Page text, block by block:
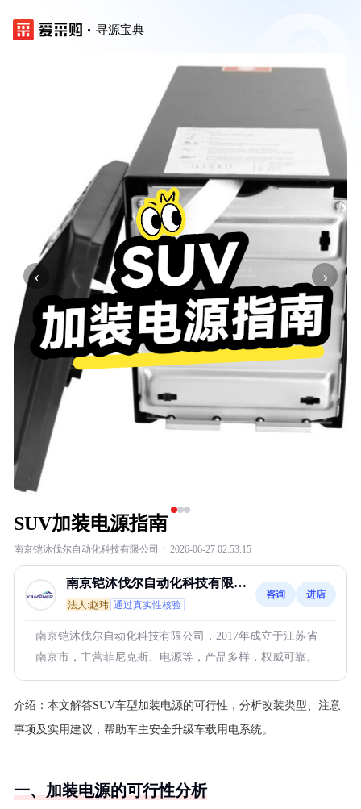
寻源宝典
‹ ›
SUV加装电源指南
南京铠沐伐尔自动化科技有限公司 · 2026-06-27 02:53:15
南京铠沐伐尔自动化科技有限公
司
法人:赵玮 通过真实性核验
咨询 进店
南京铠沐伐尔自动化科技有限公司，2017年成立于江苏省
南京市，主营菲尼克斯、电源等，产品多样，权威可靠。
介绍： 本文解答SUV车型加装电源的可行性，分析改装类型、注意
事项及实用建议，帮助车主安全升级车载用电系统。
一、加装电源的可行性分析